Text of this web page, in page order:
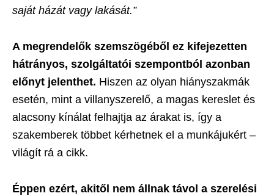
saját házát vagy lakását.”
A megrendelők szemszögéből ez kifejezetten
hátrányos, szolgáltatói szempontból azonban
előnyt jelenthet. Hiszen az olyan hiányszakmák
esetén, mint a villanyszerelő, a magas kereslet és
alacsony kínálat felhajtja az árakat is, így a
szakemberek többet kérhetnek el a munkájukért –
világít rá a cikk.
Éppen ezért, akitől nem állnak távol a szerelési